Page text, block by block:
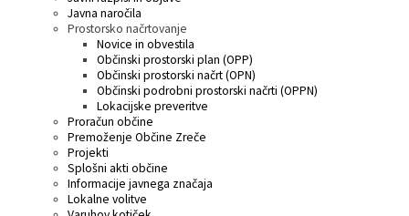
Javna naročila
Prostorsko načrtovanje
Novice in obvestila
Občinski prostorski plan (OPP)
Občinski prostorski načrt (OPN)
Občinski podrobni prostorski načrti (OPPN)
Lokacijske preveritve
Proračun občine
Premoženje Občine Zreče
Projekti
Splošni akti občine
Informacije javnega značaja
Lokalne volitve